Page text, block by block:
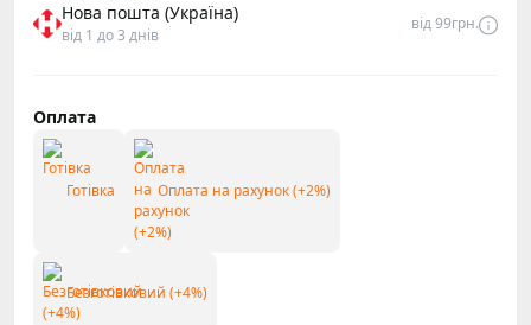
Нова пошта (Україна)
від 1 до 3 днів
від 99грн.
Оплата
Готівка Оплата на рахунок (+2%)
Безготівковий (+4%)